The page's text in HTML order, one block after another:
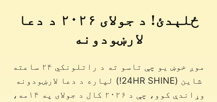
ځلېدئ! د جولای ۲۰۲۶ د دعا
لارښودونه
موږ خوښ یو چې تاسو ته د راتلونکي ۲۴ ساعته
شاین (24HR SHINE!) لپاره د دعا لارښودونه
وړاندې کوو، چې د ۲۰۲۶ کال د جولای په ۱۴مه،